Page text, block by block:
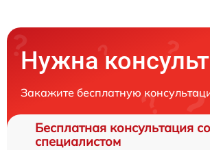
Нужна
Закажите бесплатную
Бесплатная консультация со
специалистом